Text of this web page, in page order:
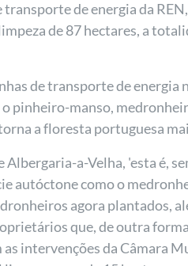
de energia da
de 87 hectares, a
de transporte de
pinheiro-manso,
a floresta portuguesa
a-Velha, 'esta é,
autóctone como o
agora plantados,
que, de outra
intervenções da Câmara